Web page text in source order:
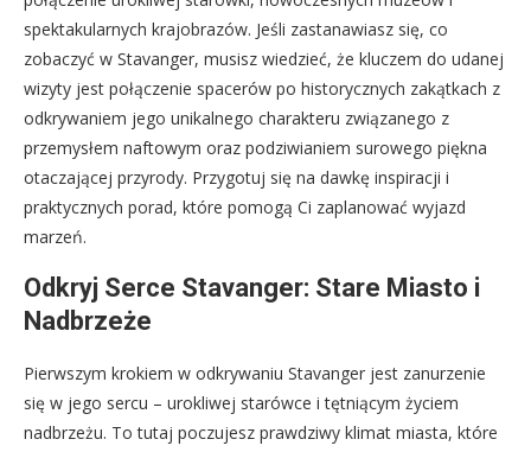
spektakularnych krajobrazów. Jeśli zastanawiasz się, co
zobaczyć w Stavanger, musisz wiedzieć, że kluczem do udanej
wizyty jest połączenie spacerów po historycznych zakątkach z
odkrywaniem jego unikalnego charakteru związanego z
przemysłem naftowym oraz podziwianiem surowego piękna
otaczającej przyrody. Przygotuj się na dawkę inspiracji i
praktycznych porad, które pomogą Ci zaplanować wyjazd
marzeń.
Odkryj Serce Stavanger: Stare Miasto i
Nadbrzeże
Pierwszym krokiem w odkrywaniu Stavanger jest zanurzenie
się w jego sercu – urokliwej starówce i tętniącym życiem
nadbrzeżu. To tutaj poczujesz prawdziwy klimat miasta, które